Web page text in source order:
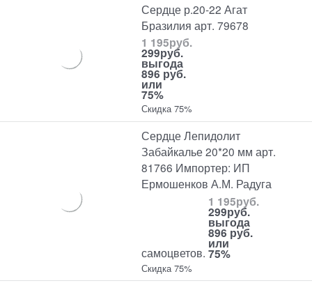
Сердце р.20-22 Агат
Бразилия арт. 79678
1 195руб.
299руб.
выгода
896 руб.
или
75%
Скидка 75%
Сердце Лепидолит
Забайкалье 20*20 мм арт.
81766 Импортер: ИП
Ермошенков А.М. Радуга
самоцветов.
1 195руб.
299руб.
выгода
896 руб.
или
75%
Скидка 75%